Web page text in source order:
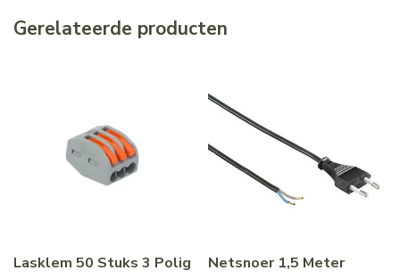
Gerelateerde producten
Lasklem 50 Stuks 3 Polig Netsnoer 1,5 Meter